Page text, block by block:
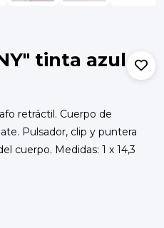
tinta azul
retráctil. Cuerpo de
Pulsador, clip y puntera
cuerpo. Medidas: 1 x 14,3